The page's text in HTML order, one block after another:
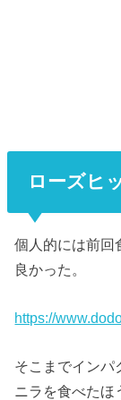
ローズヒ
個人的には前回
良かった。
https://
そこまでインパ
ニラを食べたほ